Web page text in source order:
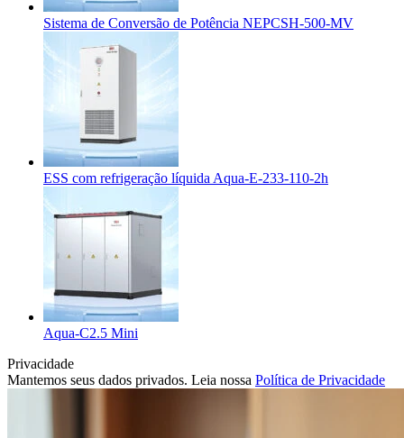
Sistema de Conversão de Potência NEPCSH-500-MV
ESS com refrigeração líquida Aqua-E-233-110-2h
Aqua-C2.5 Mini
Privacidade
Mantemos seus dados privados. Leia nossa Política de Privacidade